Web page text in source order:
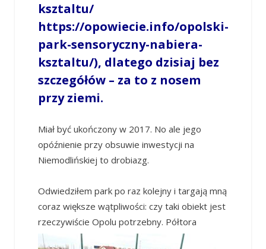
ksztaltu/
https://opowiecie.info/opolski-
park-sensoryczny-nabiera-
ksztaltu/), dlatego dzisiaj bez
szczegółów – za to z nosem
przy ziemi.
Miał być ukończony w 2017. No ale jego
opóźnienie przy obsuwie inwestycji na
Niemodlińskiej to drobiazg.
Odwiedziłem park po raz kolejny i targają mną
coraz większe wątpliwości: czy taki obiekt jest
rzeczywiście Opolu potrzebny. Półtora